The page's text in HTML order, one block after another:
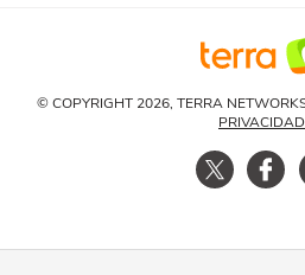
© COPYRIGHT 2026, TERRA